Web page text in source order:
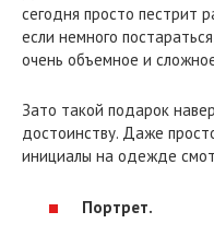
сегодня просто пестрит
если немного
очень объемное и
Зато такой подарок
достоинству. Даже
инициалы на одежде
Портрет.